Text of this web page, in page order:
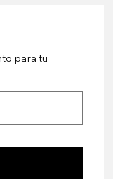
para tu